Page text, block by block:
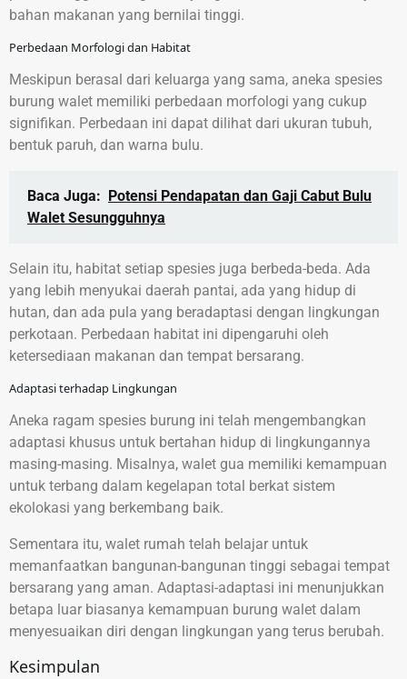
bahan makanan yang bernilai tinggi.
Perbedaan Morfologi dan Habitat
Meskipun berasal dari keluarga yang sama, aneka spesies
burung walet memiliki perbedaan morfologi yang cukup
signifikan. Perbedaan ini dapat dilihat dari ukuran tubuh,
bentuk paruh, dan warna bulu.
Baca Juga:
Potensi Pendapatan dan Gaji Cabut Bulu
Walet Sesungguhnya
Selain itu, habitat setiap spesies juga berbeda-beda. Ada
yang lebih menyukai daerah pantai, ada yang hidup di
hutan, dan ada pula yang beradaptasi dengan lingkungan
perkotaan. Perbedaan habitat ini dipengaruhi oleh
ketersediaan makanan dan tempat bersarang.
Adaptasi terhadap Lingkungan
Aneka ragam spesies burung ini telah mengembangkan
adaptasi khusus untuk bertahan hidup di lingkungannya
masing-masing. Misalnya, walet gua memiliki kemampuan
untuk terbang dalam kegelapan total berkat sistem
ekolokasi yang berkembang baik.
Sementara itu, walet rumah telah belajar untuk
memanfaatkan bangunan-bangunan tinggi sebagai tempat
bersarang yang aman. Adaptasi-adaptasi ini menunjukkan
betapa luar biasanya kemampuan burung walet dalam
menyesuaikan diri dengan lingkungan yang terus berubah.
Kesimpulan